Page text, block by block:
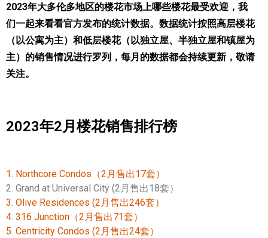
北约克楼花项目
世嘉堡楼花项目
奥克维尔社区介绍
列治文山楼花项目
旺市楼花项目
万锦楼花项目
2023年大多伦多地区的楼花市场上哪些楼花最受欢迎，我
们一起来看看官方发布的统计数据。数据统计按照高层楼花
（以公寓为主）和低层楼花（以独立屋、半独立屋和镇屋为
主）的销售情况进行罗列，每月的数据都会持续更新，敬请
关注。
2023年2月楼花销售排行榜
1. Northcore Condos（2月售出17套）
2. Grand at Universal City (2月售出18套）
3. Olive Residences (2月售出246套）
4. 316 Junction（2月售出71套）
5. Centricity Condos (2月售出24套）